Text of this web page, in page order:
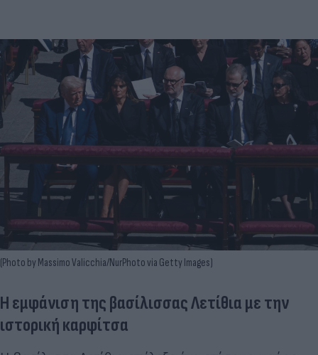
(Photo by Massimo Valicchia/NurPhoto via Getty Images)
Η εμφάνιση της βασίλισσας Λετίθια με την
ιστορική καρφίτσα